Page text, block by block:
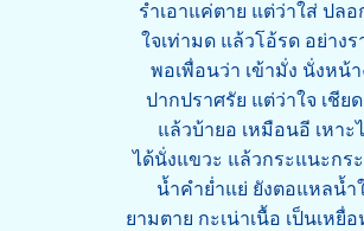
รำเอาแค่ตาย แต่ว่าใส่ ปล
ใจเท่ามด แล้วโอ้รด อย่างร
พอเพื่อนว่า เข้ามั่ง นั่งหน้า
ปากปราศรัย แต่ว่าใจ เชีย
แล้วบ้ายอ เหมือนอี เหาะ
ได้นั่งแขวะ แล้วกระแนะกร
น้ำคำย่ำแย่ ยังตอแหลน้ำ
ยามตาย กะเน่าเนื้อ เป็นเหยื่